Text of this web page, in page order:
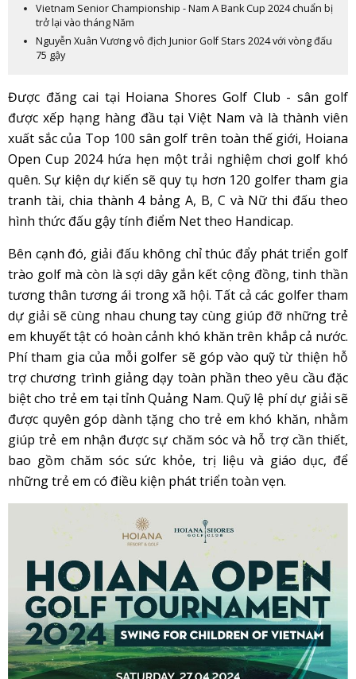
Vietnam Senior Championship - Nam A Bank Cup 2024 chuẩn bị
trở lại vào tháng Năm
Nguyễn Xuân Vương vô địch Junior Golf Stars 2024 với vòng đấu
75 gậy
Được đăng cai tại Hoiana Shores Golf Club - sân golf
được xếp hạng hàng đầu tại Việt Nam và là thành viên
xuất sắc của Top 100 sân golf trên toàn thế giới, Hoiana
Open Cup 2024 hứa hẹn một trải nghiệm chơi golf khó
quên. Sự kiện dự kiến sẽ quy tụ hơn 120 golfer tham gia
tranh tài, chia thành 4 bảng A, B, C và Nữ thi đấu theo
hình thức đấu gậy tính điểm Net theo Handicap.
Bên cạnh đó, giải đấu không chỉ thúc đẩy phát triển golf
trào golf mà còn là sợi dây gắn kết cộng đồng, tinh thần
tương thân tương ái trong xã hội. Tất cả các golfer tham
dự giải sẽ cùng nhau chung tay cùng giúp đỡ những trẻ
em khuyết tật có hoàn cảnh khó khăn trên khắp cả nước.
Phí tham gia của mỗi golfer sẽ góp vào quỹ từ thiện hỗ
trợ chương trình giảng dạy toàn phần theo yêu cầu đặc
biệt cho trẻ em tại tỉnh Quảng Nam. Quỹ lệ phí dự giải sẽ
được quyên góp dành tặng cho trẻ em khó khăn, nhằm
giúp trẻ em nhận được sự chăm sóc và hỗ trợ cần thiết,
bao gồm chăm sóc sức khỏe, trị liệu và giáo dục, để
những trẻ em có điều kiện phát triển toàn vẹn.